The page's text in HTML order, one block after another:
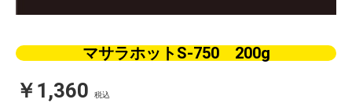
マサラホットS-750 200g
￥1,360 税込